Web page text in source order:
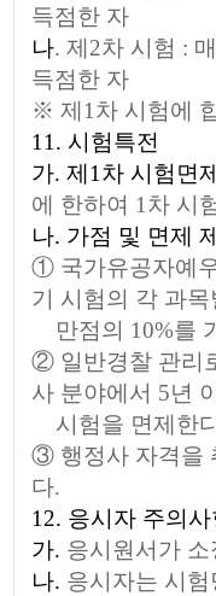
득점한 자
나. 제2차 시험 :
득점한 자
※ 제1차 시험에
11. 시험특전
가. 제1차 시험면
에 한하여 1차 시
나. 가점 및 면제
① 국가유공자예
기 시험의 각 과
만점의 10%를
② 일반경찰 관리
사 분야에서 5년
시험을 면제한
③ 행정사 자격을
다.
12. 응시자 주의사
가. 응시원서가
나. 응시자는 시